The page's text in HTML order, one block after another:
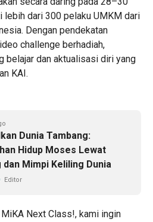
lebih dari 300 pelaku UMKM dari
Dengan pendekatan
challenge berhadiah,
belajar dan aktualisasi diri yang
KAI.
Dunia Tambang:
Hidup Moses Lewat
dan Mimpi Keliling Dunia
Editor
Next Class!, kami ingin